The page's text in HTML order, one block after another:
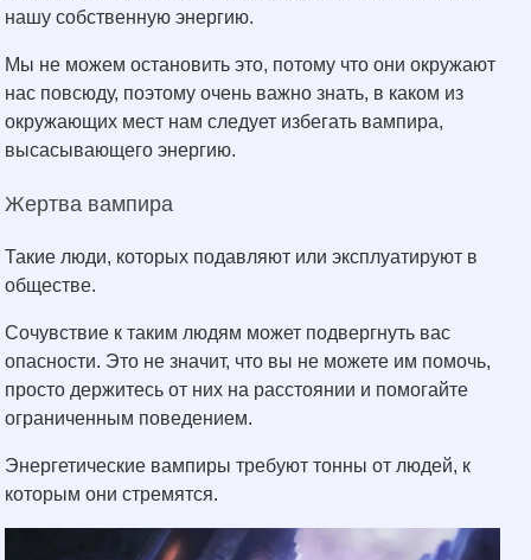
нашу собственную энергию.
Мы не можем остановить это, потому что они окружают
нас повсюду, поэтому очень важно знать, в каком из
окружающих мест нам следует избегать вампира,
высасывающего энергию.
Жертва вампира
Такие люди, которых подавляют или эксплуатируют в
обществе.
Сочувствие к таким людям может подвергнуть вас
опасности. Это не значит, что вы не можете им помочь,
просто держитесь от них на расстоянии и помогайте
ограниченным поведением.
Энергетические вампиры требуют тонны от людей, к
которым они стремятся.